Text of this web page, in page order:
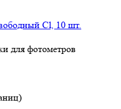
Cl, 10 шт.
для фотометров